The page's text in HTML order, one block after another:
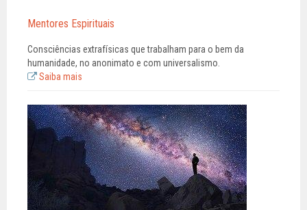
Mentores Espirituais
Consciências extrafísicas que trabalham para o bem da
humanidade, no anonimato e com universalismo.
Saiba mais